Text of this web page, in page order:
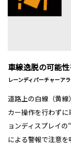
車線逸脱の可能
レーンディパーチャーア
道路上の白線（黄
カー操作を行わず
ョンディスプレイ
による警報で注意を